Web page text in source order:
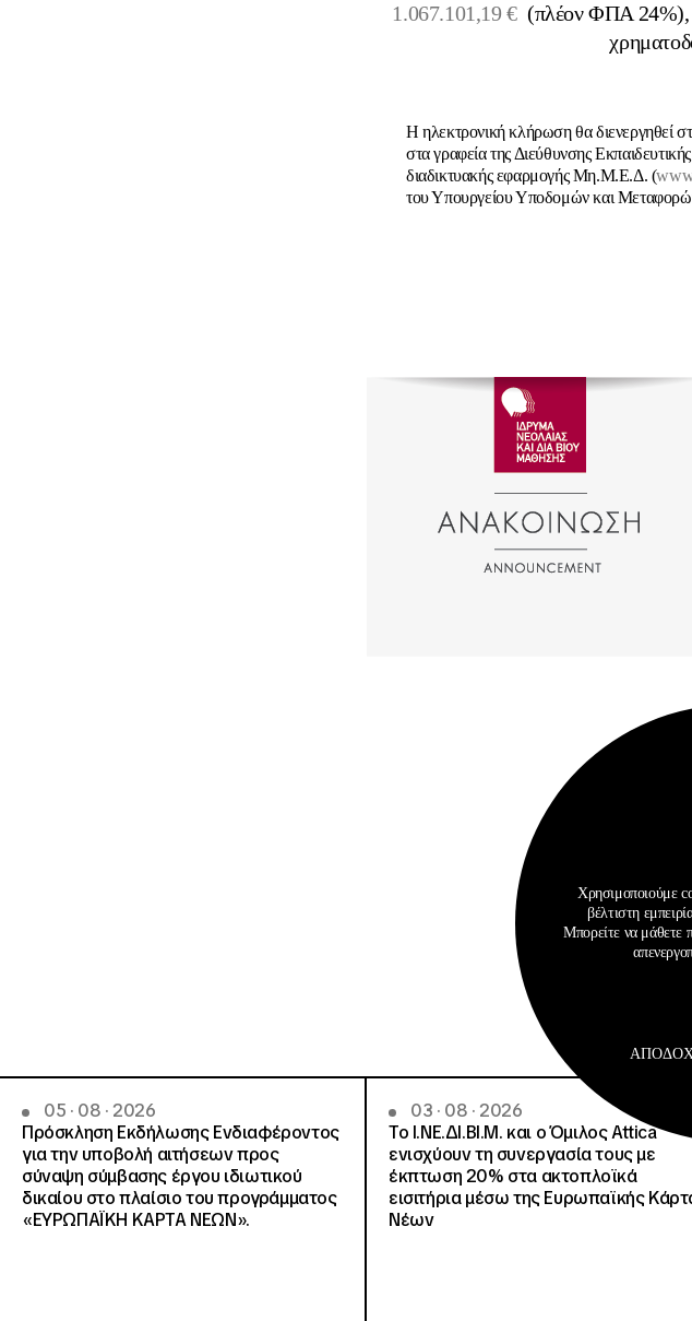
1.067.101,19 €(πλέον ΦΠΑ 24%),
Η ηλεκτρονική κλήρωση θα διενεργηθεί
στα γραφεία της Διεύθυνσης
διαδικτυακής εφαρμογής Μη.Μ.Ε.Δ. (
του Υπουργείου Υποδομών και
05 · 08 · 2026
Πρόσκληση Εκδήλωσης Ενδιαφέροντος
για την υποβολή αιτήσεων προς
σύναψη σύμβασης έργου ιδιωτικού
δικαίου στο πλαίσιο του προγράμματος
«ΕΥΡΩΠΑΪΚΗ ΚΑΡΤΑ ΝΕΩΝ».
03 · 08 · 2026
Το Ι.ΝΕ.ΔΙ.ΒΙ.Μ. και o Όμιλος Attica
ενισχύουν τη συνεργασία τους με
έκπτωση 20% στα ακτοπλοϊκά
εισιτήρια μέσω της Ευρωπαϊκής
Νέων
Χρησιμοποιούμε
βέλτιστη
Μπορείτε να μάθετε